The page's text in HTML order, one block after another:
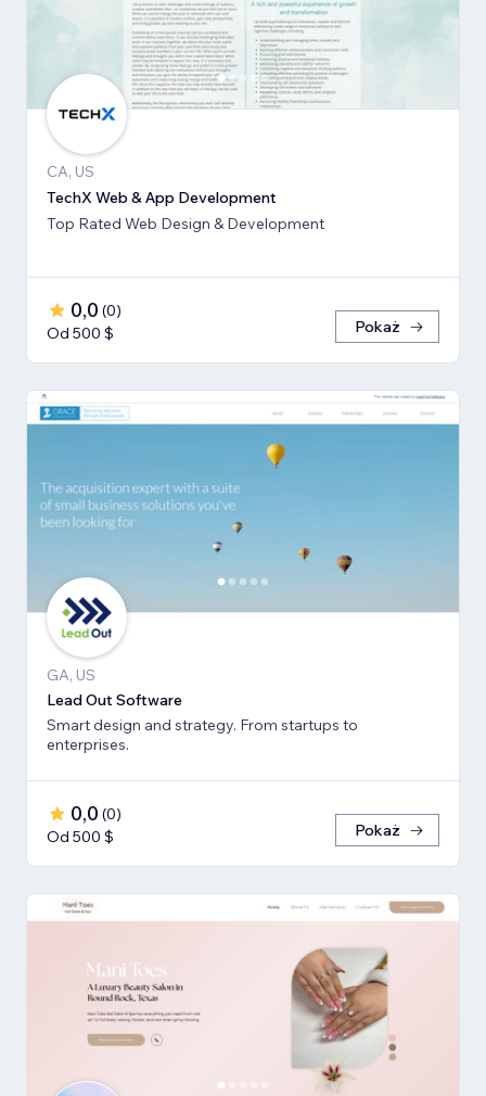
CA, US
TechX Web & App Development
Top Rated Web Design & Development
0,0 (0)
Od 500 $
Pokaż
GA, US
Lead Out Software
Smart design and strategy. From startups to
enterprises.
0,0 (0)
Od 500 $
Pokaż